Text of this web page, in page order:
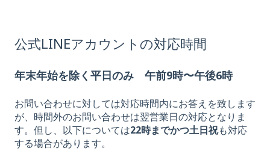
公式LINEアカウントの対応時間
年末年始を除く平日のみ 午前9時〜午後6時
お問い合わせに対しては対応時間内にお答えを致します
が、時間外のお問い合わせは翌営業日の対応となりま
す。但し、以下については22時までかつ土日祝も対応
する場合があります。